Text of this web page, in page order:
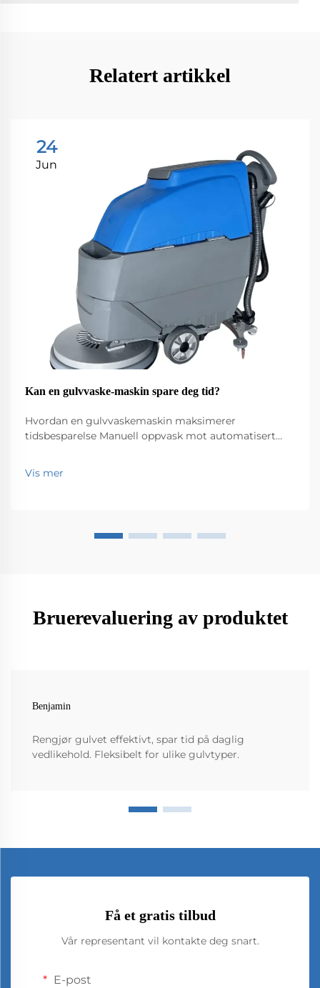
Relatert artikkel
24
Jun
Kan en gulvvaske-maskin spare deg tid?
Hvordan en gulvvaskemaskin maksimerer
tidsbesparelse Manuell oppvask mot automatisert
og knær med en moppe er rett og slett tregt arbeid,
og tar noen ganger dobbel så lang tid eller til og med
Vis mer
Bruerevaluering av produktet
Benjamin
Rengjør gulvet effektivt, spar tid på daglig
vedlikehold. Fleksibelt for ulike gulvtyper.
Få et gratis tilbud
Vår representant vil kontakte deg snart.
E-post